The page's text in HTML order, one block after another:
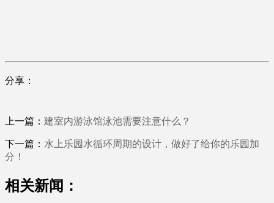
分享：
上一篇： 建室内游泳馆泳池需要注意什么？
下一篇： 水上乐园水循环周期的设计，做好了给你的乐园加
分！
相关新闻：